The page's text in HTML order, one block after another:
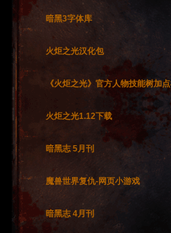
暗黑3字体库
火炬之光汉化包
《火炬之光》官方人物技能树加
火炬之光1.12下载
暗黑志 5月刊
魔兽世界复仇-网页小游戏
暗黑志 4月刊